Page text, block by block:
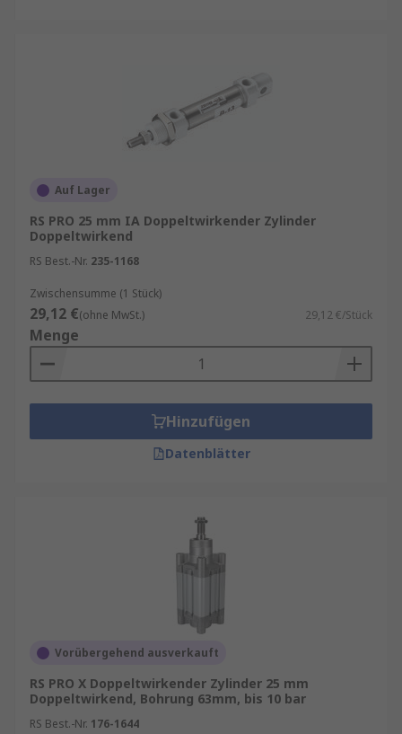
Auf Lager
RS PRO 25 mm IA Doppeltwirkender Zylinder
Doppeltwirkend
RS Best.-Nr. 235-1168
Zwischensumme (1 Stück)
29,12 €(ohne MwSt.) 29,12 €/Stück
Menge
Hinzufügen
Datenblätter
Vorübergehend ausverkauft
RS PRO X Doppeltwirkender Zylinder 25 mm
Doppeltwirkend, Bohrung 63mm, bis 10 bar
RS Best.-Nr. 176-1644